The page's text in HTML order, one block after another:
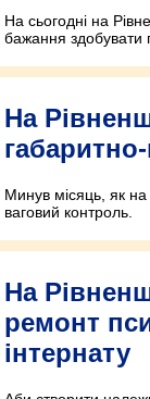
На сьогодні на
бажання здобувати
На
Минув місяць, як на
ваговий контроль.
На
ремонт
інтернату